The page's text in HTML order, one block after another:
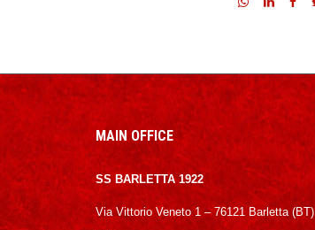
MAIN OFFICE
SS BARLETTA 1922
Via Vittorio Veneto 1 – 76121 Barletta (BT)